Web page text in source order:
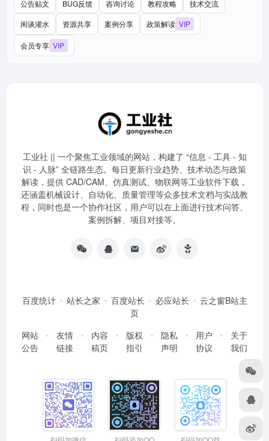
公告贴文 BUG反馈 咨询讨论 教程攻略
技术交流
闲谈灌水
资源共享 案例分享 政策解读 VIP
会员专享 VIP
工业社 || 一个聚焦工业领域的网站，构建了 “信息 - 工具 - 知
识 - 人脉” 全链路生态。每日更新行业趋势、技术动态与政策
解读，提供 CAD/CAM、仿真测试、物联网等工业软件下载，
还涵盖机械设计、自动化、质量管理等众多技术文档与实战教
程，同时也是一个协作社区，用户可以在上面进行技术问答、
案例拆解、项目对接等。
百度统计 站长之家 百度站长 必应站长
云之窗B站主
页
网站
公告
友情
链接
内容
稿页
版权
指引
隐私
声明
用户
协议
关于
我们